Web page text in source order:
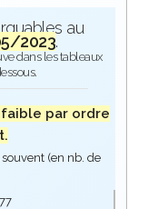
au
2023.
dans les tableaux
faible par ordre
(en nb. de